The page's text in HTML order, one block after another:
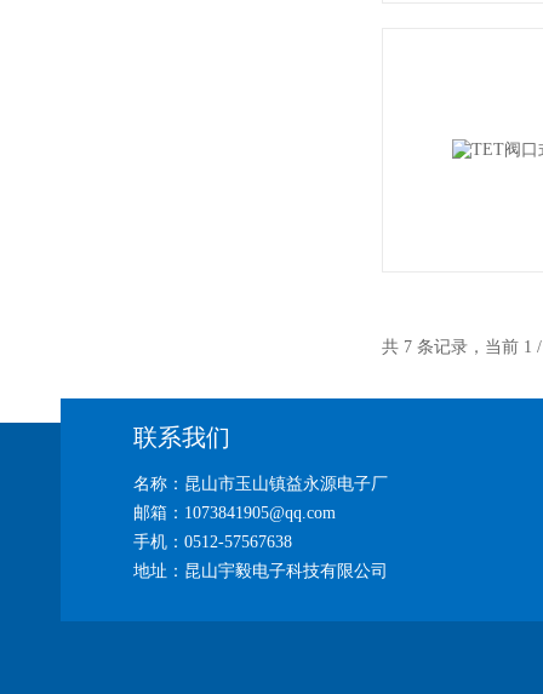
共 7 条记录，当前
联系我们
名称：昆山市玉山镇益永源电子厂
邮箱：1073841905@qq.com
手机：0512-57567638
地址：昆山宇毅电子科技有限公司